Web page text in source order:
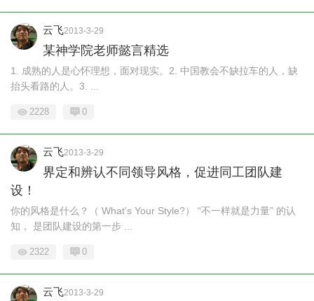
云飞2013-3-29
某神学院老师懿言精选
1. 成熟的人是心怀理想，面对现实。2. 中国教会不缺拉车的人，缺
抬头看路的人。3. ...
2228 0
云飞2013-3-29
界定和辨认不同领导风格，促进同工团队建
设！
你的风格是什么？（ What’s Your Style?） “不一样就是力量” 的认
知， 是团队建设的第一步 ...
2322 0
云飞2013-3-29